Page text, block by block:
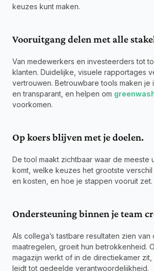
keuzes kunt maken.
Vooruitgang delen met alle
Van medewerkers en investeerders tot
klanten. Duidelijke, visuele rapportages
vertrouwen. Betrouwbare tools maken je
en transparant, en helpen om
voorkomen.
Op koers blijven met je doelen.
De tool maakt zichtbaar waar de meeste
komt, welke keuzes het grootste verschil
en kosten, en hoe je stappen vooruit zet.
Ondersteuning binnen je team
Als collega’s tastbare resultaten zien van
maatregelen, groeit hun betrokkenheid.
magazijn werkt of in de directiekamer
leidt tot gedeelde verantwoordelijkheid.